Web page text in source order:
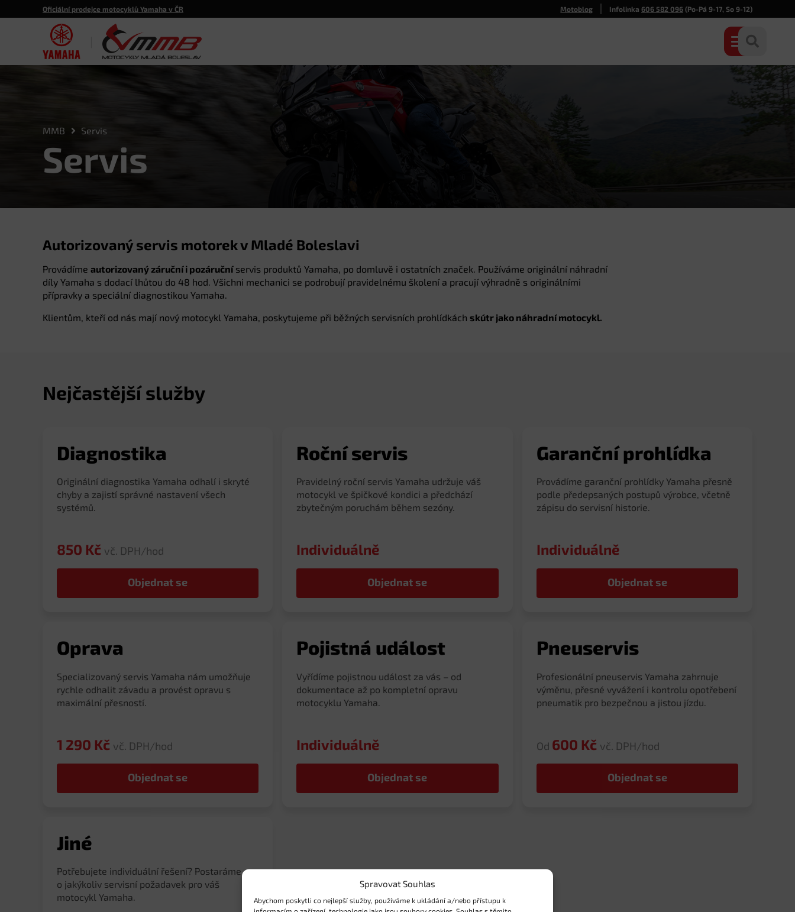
Spravovat Souhlas
Abychom poskytli co nejlepší služby, používáme k ukládání a/nebo přístupu k
Oficiální prodejce motocyklů Yamaha v ČR Motoblog Infolinka606 582 096 (Po-Pá 9-17, So 9-12)
MMB Servis
Servis
Autorizovaný servis motorek v Mladé Boleslavi
Provádíme autorizovaný záruční i pozáručníservis produktů Yamaha, po domluvě i ostatních značek. Používáme originální náhradní
díly Yamaha s dodací lhůtou do 48 hod. Všichni mechanici se podrobují pravidelnému školení a pracují výhradně s originálními
přípravky a speciální diagnostikou Yamaha.
Klientům, kteří od nás mají nový motocykl Yamaha, poskytujeme při běžných servisních prohlídkách skútr jako náhradní motocykl.
Nejčastější služby
Diagnostika
Originální diagnostika Yamaha odhalí i skryté
chyby a zajistí správné nastavení všech
systémů.
850 Kč vč. DPH/hod
Objednat se
Roční servis
Pravidelný roční servis Yamaha udržuje váš
motocykl ve špičkové kondici a předchází
zbytečným poruchám během sezóny.
Individuálně
Objednat se
Garanční prohlídka
Provádíme garanční prohlídky Yamaha přesně
podle předepsaných postupů výrobce, včetně
zápisu do servisní historie.
Individuálně
Objednat se
Oprava
Specializovaný servis Yamaha nám umožňuje
rychle odhalit závadu a provést opravu s
maximální přesností.
1 290 Kč vč. DPH/hod
Objednat se
Pojistná událost
Vyřídíme pojistnou událost za vás – od
dokumentace až po kompletní opravu
motocyklu Yamaha.
Individuálně
Objednat se
Pneuservis
Profesionální pneuservis Yamaha zahrnuje
výměnu, přesné vyvážení i kontrolu opotřebení
pneumatik pro bezpečnou a jistou jízdu.
Od 600 Kč vč. DPH/hod
Objednat se
Jiné
Potřebujete individuální řešení? Postaráme se
o jakýkoliv servisní požadavek pro váš
motocykl Yamaha.